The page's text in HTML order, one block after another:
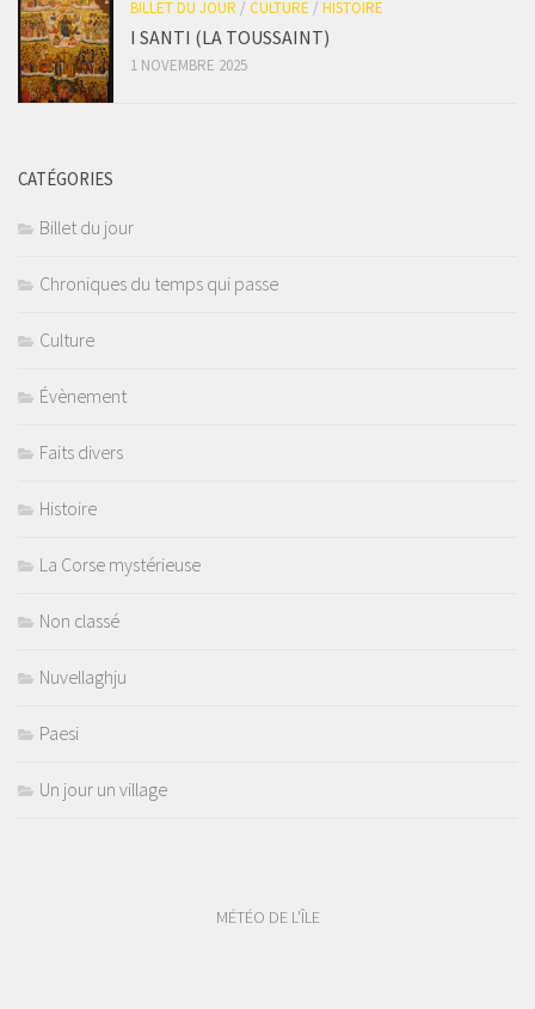
BILLET DU JOUR / CULTURE / HISTOIRE
I SANTI (LA TOUSSAINT)
1 NOVEMBRE 2025
CATÉGORIES
Billet du jour
Chroniques du temps qui passe
Culture
Évènement
Faits divers
Histoire
La Corse mystérieuse
Non classé
Nuvellaghju
Paesi
Un jour un village
MÉTÉO DE L'ÎLE